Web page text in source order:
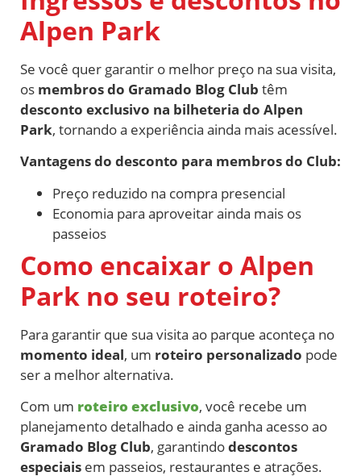
Alpen Park
Se você quer garantir o melhor preço na sua visita,
os membros do Gramado Blog Club têm
desconto exclusivo na bilheteria do Alpen
Park, tornando a experiência ainda mais acessível.
Vantagens do desconto para membros do Club:
Preço reduzido na compra presencial
Economia para aproveitar ainda mais os
passeios
Como encaixar o Alpen
Park no seu roteiro?
Para garantir que sua visita ao parque aconteça no
momento ideal, um roteiro personalizado pode
ser a melhor alternativa.
Com um roteiro exclusivo, você recebe um
planejamento detalhado e ainda ganha acesso ao
Gramado Blog Club, garantindodescontos
especiais em passeios, restaurantes e atrações.